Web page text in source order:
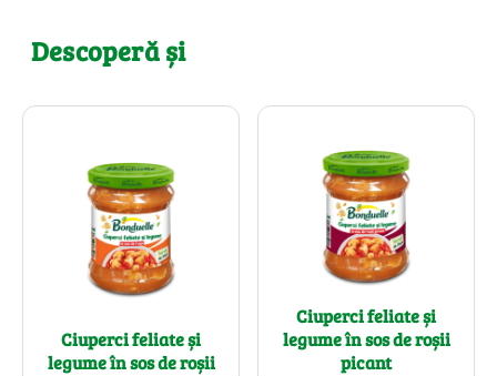
Descoperă și
Ciuperci feliate și
legume în sos de roșii
Ciuperci feliate și
legume în sos de roșii
picant